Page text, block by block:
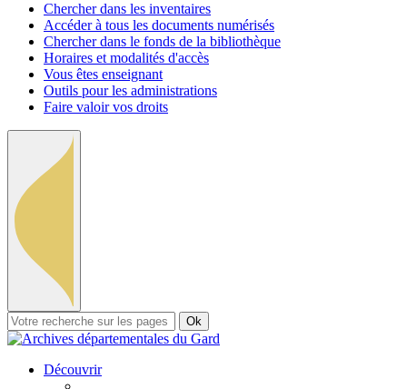
Chercher dans les inventaires
Accéder à tous les documents numérisés
Chercher dans le fonds de la bibliothèque
Horaires et modalités d'accès
Vous êtes enseignant
Outils pour les administrations
Faire valoir vos droits
Ok
Découvrir